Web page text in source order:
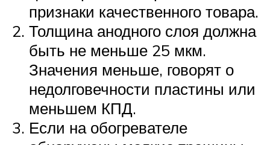
признаки качественного товара.
Толщина анодного слоя должна
быть не меньше 25 мкм.
Значения меньше, говорят о
недолговечности пластины или
меньшем КПД.
Если на обогревателе